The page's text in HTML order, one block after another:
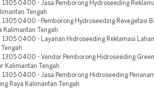
1305 0400 - Jasa Pemborong Hydroseeding
Tengah
1305 0400 - Pemborong Hydroseeding Revegetasi
Kalimantan Tengah
1305 0400 - Layanan Hidroseeding Reklamasi
1305 0400 - Vendor Pemborong Hidroseeding
Kalimantan Tengah
1305 0400 - Jasa Pemborong Hidroseeding
Raya Kalimantan Tengah